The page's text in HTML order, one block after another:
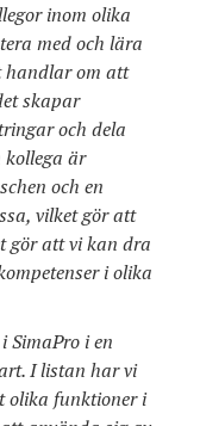
inom olika
med och lära
handlar om att
skapar
och dela
kollega är
och en
vilket gör att
gör att vi kan dra
i olika
i en
I listan har vi
olika funktioner i